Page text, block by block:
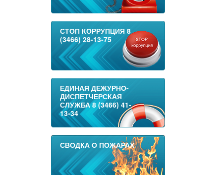
СТОП КОРРУПЦИЯ 8
(3466) 28-13-75
ЕДИНАЯ ДЕЖУРНО-
ДИСПЕТЧЕРСКАЯ
СЛУЖБА 8 (3466) 41-
13-34
СВОДКА О ПОЖАРАХ